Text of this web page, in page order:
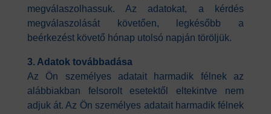
megválaszolhassuk. Az adatokat, a kérdés
megválaszolását követően, legkésőbb a
beérkezést követő hónap utolsó napján töröljük.
3. Adatok továbbadása
Az Ön személyes adatait harmadik félnek az
alábbiakban felsorolt esetektől eltekintve nem
adjuk át. Az Ön személyes adatait harmadik félnek